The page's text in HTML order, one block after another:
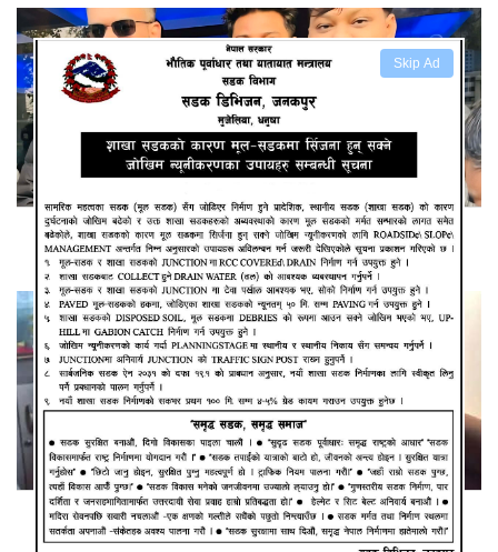
Skip Ad
युवा नेता साह रास्वपामा प्रवेश
कांग्रेस: मधेशको चुनावी कमाण्डर सहमहामन्त्री मुक्ता यादव